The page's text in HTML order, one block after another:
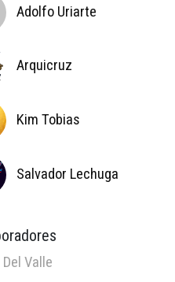
Adolfo Uriarte
Arquicruz
Kim Tobias
Salvador Lechuga
Valle